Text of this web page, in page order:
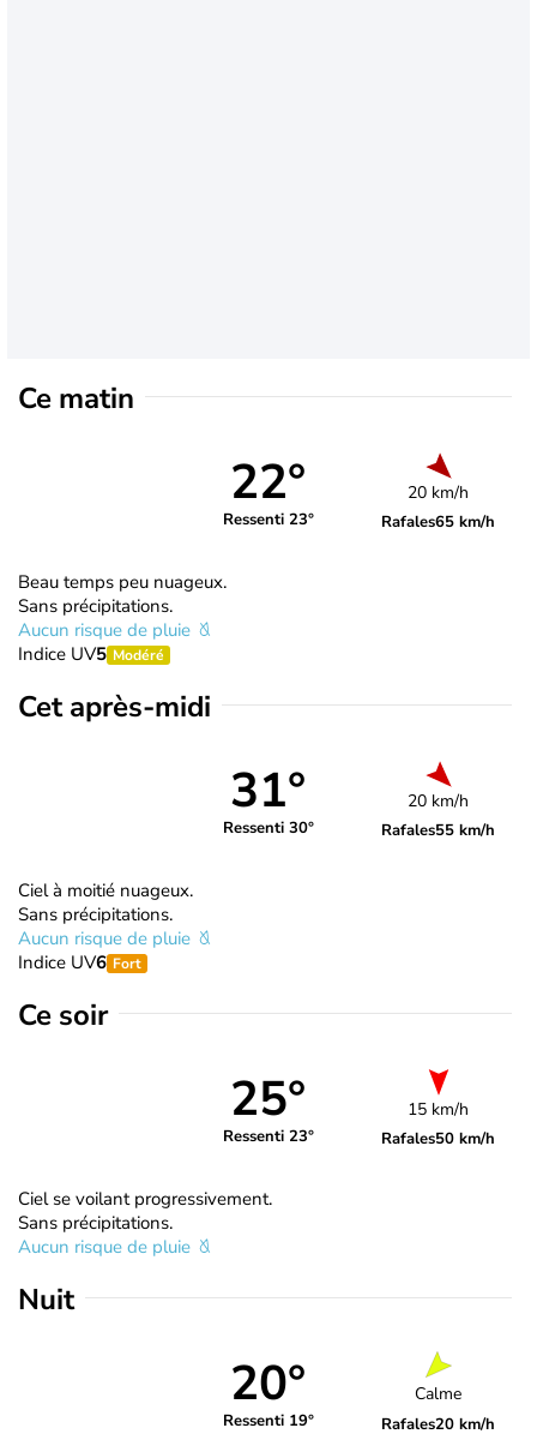
Ce matin
22°
Ressenti 23°
20 km/h
Rafales65 km/h
Beau temps peu nuageux.
Sans précipitations.
Aucun risque de pluie
Indice UV5 Modéré
Cet après-midi
31°
Ressenti 30°
20 km/h
Rafales55 km/h
Ciel à moitié nuageux.
Sans précipitations.
Aucun risque de pluie
Indice UV6 Fort
Ce soir
25°
Ressenti 23°
15 km/h
Rafales50 km/h
Ciel se voilant progressivement.
Sans précipitations.
Aucun risque de pluie
Nuit
20°
Ressenti 19°
Calme
Rafales20 km/h